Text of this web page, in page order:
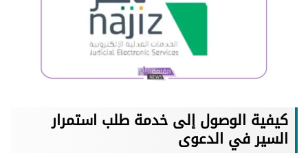
كيفية الوصول إلى خدمة طلب استمرار
السير في الدعوى